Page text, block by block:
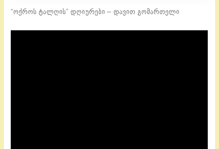
“ოქროს ტალღის” დღიურები – დავით გომართელი